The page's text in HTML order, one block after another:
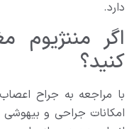
دارد.
اگر مننژیوم
کنید؟
با مراجعه به جراح
امکانات جراحی و بیهوشی